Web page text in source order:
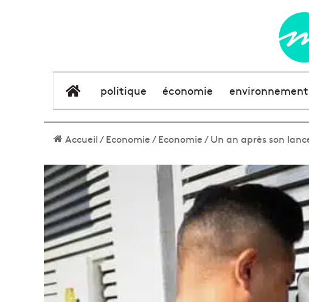
élément de menu
politique économie environnement
Accueil/Economie/Economie/Un an après son